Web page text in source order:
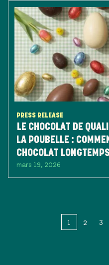
PRESS RELEASE
LE CHOCOLAT DE
LA POUBELLE :
CHOCOLAT
mars 19, 2026
1 2 3